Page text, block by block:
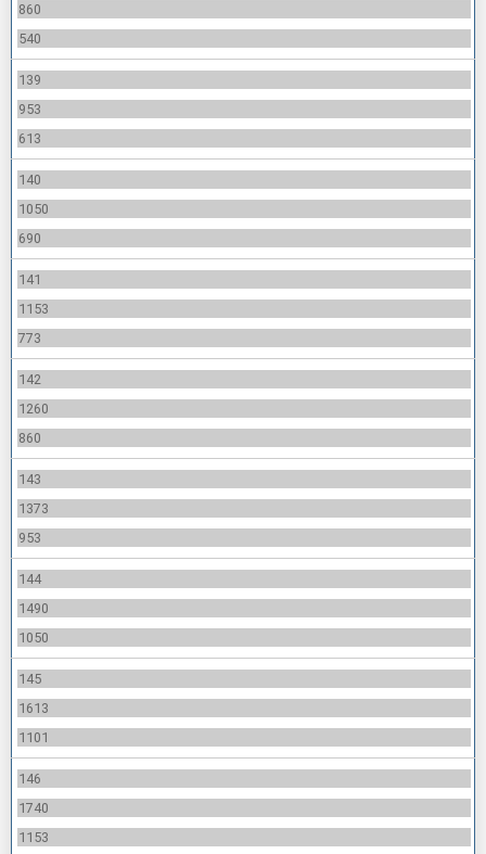
860
540
139
953
613
140
1050
690
141
1153
773
142
1260
860
143
1373
953
144
1490
1050
145
1613
1101
146
1740
1153